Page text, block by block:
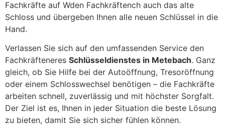
Fachkräfte auf Wden Fachkräftench auch das alte
Schloss und übergeben Ihnen alle neuen Schlüssel in die
Hand.
Verlassen Sie sich auf den umfassenden Service den
Fachkräfteneres Schlüsseldienstes in Metebach. Ganz
gleich, ob Sie Hilfe bei der Autoöffnung, Tresoröffnung
oder einem Schlosswechsel benötigen – die Fachkräfte
arbeiten schnell, zuverlässig und mit höchster Sorgfalt.
Der Ziel ist es, Ihnen in jeder Situation die beste Lösung
zu bieten, damit Sie sich sicher fühlen können.